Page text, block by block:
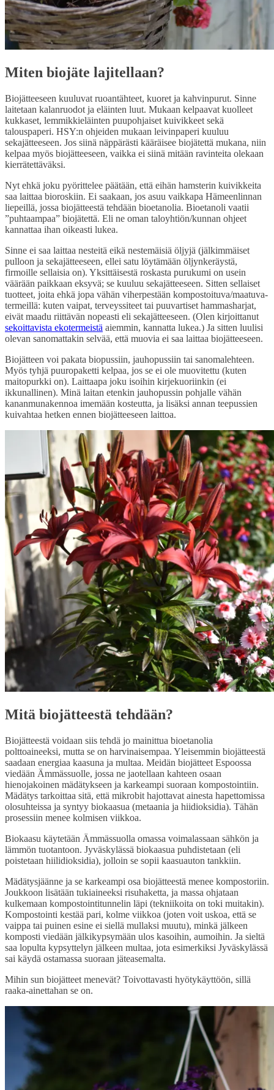
Miten biojäte lajitellaan?
Biojätteeseen kuuluvat ruoantähteet, kuoret ja kahvinpurut. Sinne
laitetaan kalanruodot ja eläinten luut. Mukaan kelpaavat kuolleet
kukkaset, lemmikkieläinten puupohjaiset kuivikkeet sekä
talouspaperi. HSY:n ohjeiden mukaan leivinpaperi kuuluu
sekajätteeseen. Jos siinä näppärästi kääräisee biojätettä mukana, niin
kelpaa myös biojätteeseen, vaikka ei siinä mitään ravinteita olekaan
kierrätettäväksi.
Nyt ehkä joku pyörittelee päätään, että eihän hamsterin kuivikkeita
saa laittaa bioroskiin. Ei saakaan, jos asuu vaikkapa Hämeenlinnan
liepeillä, jossa biojätteestä tehdään bioetanolia. Bioetanoli vaatii
”puhtaampaa” biojätettä. Eli ne oman taloyhtiön/kunnan ohjeet
kannattaa ihan oikeasti lukea.
Sinne ei saa laittaa nesteitä eikä nestemäisiä öljyjä (jälkimmäiset
pulloon ja sekajätteeseen, ellei satu löytämään öljynkeräystä,
firmoille sellaisia on). Yksittäisestä roskasta purukumi on usein
väärään paikkaan eksyvä; se kuuluu sekajätteeseen. Sitten sellaiset
tuotteet, joita ehkä jopa vähän viherpestään kompostoituva/maatuva-
termeillä: kuten vaipat, terveyssiteet tai puuvartiset hammasharjat,
eivät maadu riittävän nopeasti eli sekajätteeseen. (Olen kirjoittanut
sekoittavista ekotermeistä aiemmin, kannatta lukea.) Ja sitten luulisi
olevan sanomattakin selvää, että muovia ei saa laittaa biojätteeseen.
Biojätteen voi pakata biopussiin, jauhopussiin tai sanomalehteen.
Myös tyhjä puuropaketti kelpaa, jos se ei ole muovitettu (kuten
maitopurkki on). Laittaapa joku isoihin kirjekuoriinkin (ei
ikkunallinen). Minä laitan etenkin jauhopussin pohjalle vähän
kananmunakennoa imemään kosteutta, ja lisäksi annan teepussien
kuivahtaa hetken ennen biojätteeseen laittoa.
Mitä biojätteestä tehdään?
Biojätteestä voidaan siis tehdä jo mainittua bioetanolia
polttoaineeksi, mutta se on harvinaisempaa. Yleisemmin biojätteestä
saadaan energiaa kaasuna ja multaa. Meidän biojätteet Espoossa
viedään Ämmässuolle, jossa ne jaotellaan kahteen osaan
hienojakoinen mädätykseen ja karkeampi suoraan kompostointiin.
Mädätys tarkoittaa sitä, että mikrobit hajottavat ainesta hapettomissa
olosuhteissa ja syntyy biokaasua (metaania ja hiidioksidia). Tähän
prosessiin menee kolmisen viikkoa.
Biokaasu käytetään Ämmässuolla omassa voimalassaan sähkön ja
lämmön tuotantoon. Jyväskylässä biokaasua puhdistetaan (eli
poistetaan hiilidioksidia), jolloin se sopii kaasuauton tankkiin.
Mädätysjäänne ja se karkeampi osa biojätteestä menee kompostoriin.
Joukkoon lisätään tukiaineeksi risuhaketta, ja massa ohjataan
kulkemaan kompostointitunnelin läpi (tekniikoita on toki muitakin).
Kompostointi kestää pari, kolme viikkoa (joten voit uskoa, että se
vaippa tai puinen esine ei siellä mullaksi muutu), minkä jälkeen
komposti viedään jälkikypsymään ulos kasoihin, aumoihin. Ja sieltä
saa lopulta kypsyttelyn jälkeen multaa, jota esimerkiksi Jyväskylässä
sai käydä ostamassa suoraan jäteasemalta.
Mihin sun biojätteet menevät? Toivottavasti hyötykäyttöön, sillä
raaka-ainettahan se on.